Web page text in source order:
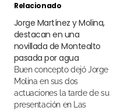
Relacionado
Jorge Martínez y Molina,
destacan en una
novillada de Montealto
pasada por agua
Buen concepto dejó Jorge
Molina en sus dos
actuaciones la tarde de su
presentación en Las